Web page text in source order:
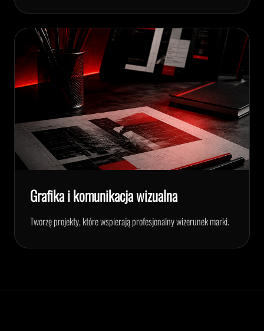
Grafika i komunikacja wizualna
Tworzę projekty, które wspierają profesjonalny wizerunek marki.